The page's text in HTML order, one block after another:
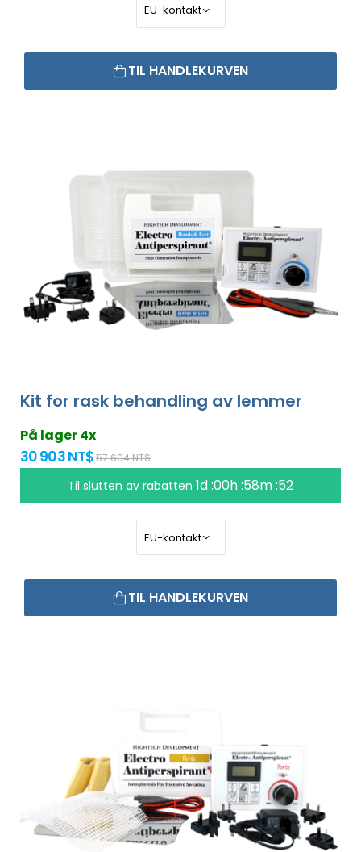
TIL HANDLEKURVEN
Kit for rask behandling av lemmer
På lager 4x
30 903 NT$57 604 NT$
Til slutten av rabatten1d :00h :58m :51
TIL HANDLEKURVEN